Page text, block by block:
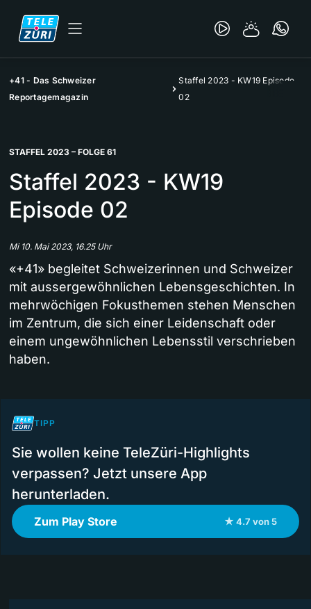
+41 - Das Schweizer
Reportagemagazin
Staffel 2023 - KW19 Episode
02
STAFFEL 2023 – FOLGE 61
Staffel 2023 - KW19
Episode 02
Mi 10. Mai 2023, 16.25 Uhr
«+41» begleitet Schweizerinnen und Schweizer
mit aussergewöhnlichen Lebensgeschichten. In
mehrwöchigen Fokusthemen stehen Menschen
im Zentrum, die sich einer Leidenschaft oder
einem ungewöhnlichen Lebensstil verschrieben
haben.
TIPP
Sie wollen keine TeleZüri-Highlights
verpassen? Jetzt unsere App
herunterladen.
Zum Play Store ★ 4.7 von 5